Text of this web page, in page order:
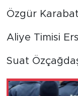
Özgür
Aliye Timisi
Suat